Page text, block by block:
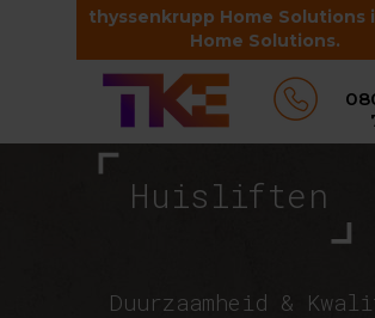
⌟
Duurzaamheid &
⌜ Huisliften
thyssenkrupp Home Solutions
Home Solutions.